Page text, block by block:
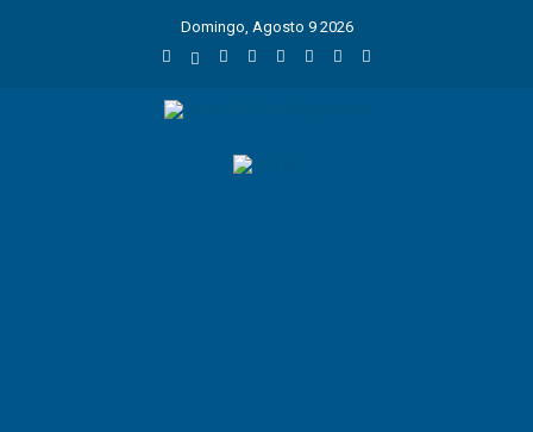
Domingo, Agosto 9 2026